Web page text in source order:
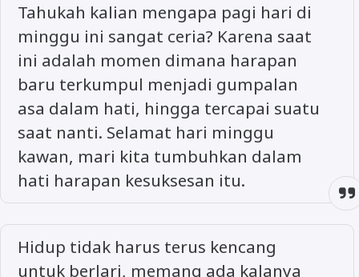
Tahukah kalian mengapa pagi hari di
minggu ini sangat ceria? Karena saat
ini adalah momen dimana harapan
baru terkumpul menjadi gumpalan
asa dalam hati, hingga tercapai suatu
saat nanti. Selamat hari minggu
kawan, mari kita tumbuhkan dalam
hati harapan kesuksesan itu.
Hidup tidak harus terus kencang
untuk berlari, memang ada kalanya